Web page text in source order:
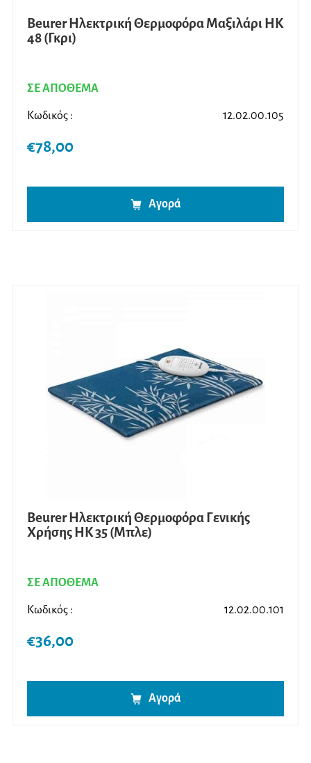
Beurer Ηλεκτρική Θερμοφόρα Μαξιλάρι HK
48 (Γκρι)
ΣΕ ΑΠΟΘΕΜΑ
Κωδικός : 12.02.00.105
€78,00
Αγορά
Beurer Ηλεκτρική Θερμοφόρα Γενικής
Χρήσης HK 35 (Μπλε)
ΣΕ ΑΠΟΘΕΜΑ
Κωδικός : 12.02.00.101
€36,00
Αγορά